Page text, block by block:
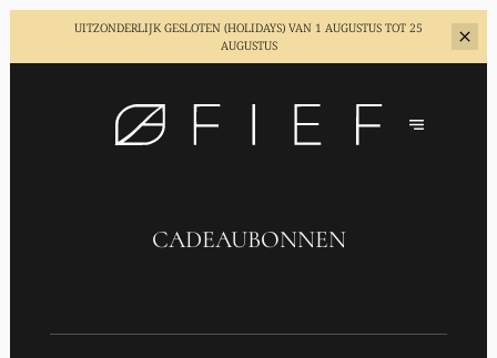
UITZONDERLIJK GESLOTEN (HOLIDAYS) VAN 1 AUGUSTUS TOT 25
AUGUSTUS
CADEAUBONNEN